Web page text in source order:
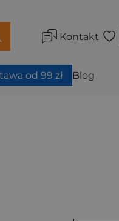
Kontakt
od 99 zł Blog